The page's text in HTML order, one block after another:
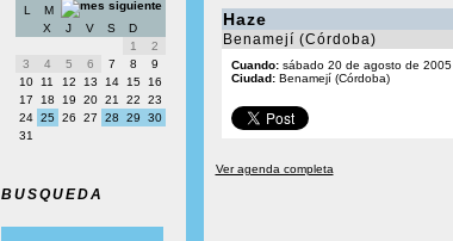
L
M
X
J V S
D
1
2
3
4 5 6 7 8
9
10
11 12 13 14 15
16
17
18 19 20 21 22
23
24 25 26 27 28 29
30
31
BUSQUEDA
Haze
Benamejí (Córdoba)
Cuando:sábado 20 de agosto de 2005
Ciudad:Benamejí (Córdoba)
Ver agenda completa